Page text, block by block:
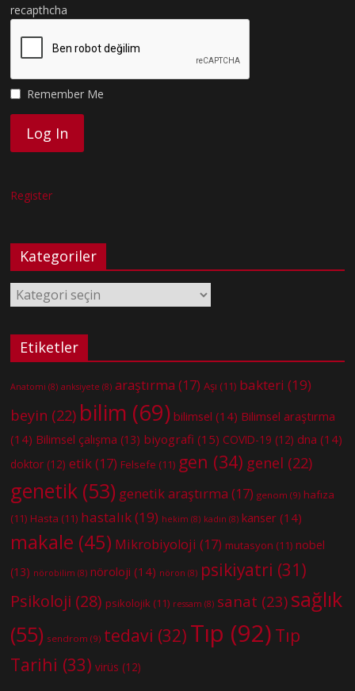
recapthcha
Remember Me
Register
Kategoriler
Kategoriler
Etiketler
Anatomi (8) anksiyete (8) araştırma (17) Aşı (11) bakteri (19)
beyin (22) bilim (69) bilimsel (14) Bilimsel araştırma
(14) Bilimsel çalışma (13) biyografi (15) COVID-19 (12) dna (14)
doktor (12) etik(17) Felsefe (11) gen (34) genel (22)
genetik (53) genetik araştırma (17) genom (9) hafıza
(11) Hasta (11) hastalık(19) hekim (8) kadın (8) kanser (14)
makale (45) Mikrobiyoloji (17) mutasyon (11) nobel
(13) nörobilim (8) nöroloji (14) nöron (8) psikiyatri (31)
Psikoloji (28) psikolojik (11) ressam (8) sanat (23) sağlık
(55) sendrom (9) tedavi (32) Tıp (92) Tıp
Tarihi (33) virüs (12)